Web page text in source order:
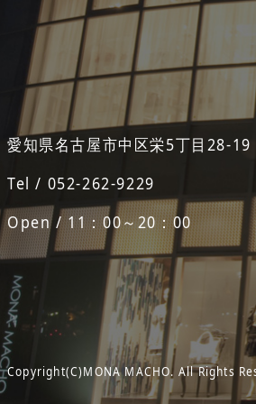
愛知県名古屋市中区栄5丁目28-
Tel / 052-262-9229
Open / 11：00～20：00
Copyright(C)MONA MACHO. All Rights